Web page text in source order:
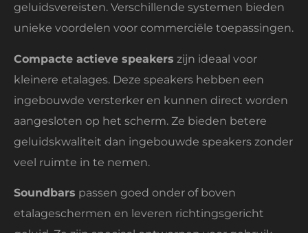
geluidsvereisten. Verschillende systemen bieden
unieke voordelen voor commerciële toepassingen.
Compacte actieve speakers zijn ideaal voor
kleinere etalages. Deze speakers hebben een
ingebouwde versterker en kunnen direct worden
aangesloten op het scherm. Ze bieden betere
geluidskwaliteit dan ingebouwde speakers zonder
veel ruimte in te nemen.
Soundbars passen goed onder of boven
etalageschermen en leveren richtingsgericht